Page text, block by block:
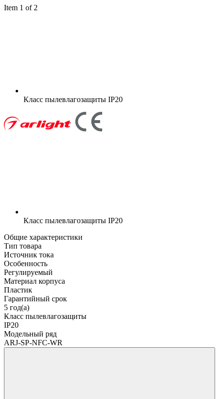
Item 1 of 2
Класс пылевлагозащиты IP20
Класс пылевлагозащиты IP20
Общие характеристики
Тип товара
Источник тока
Особенность
Регулируемый
Материал корпуса
Пластик
Гарантийный срок
5 год(а)
Класс пылевлагозащиты
IP20
Модельный ряд
ARJ-SP-NFC-WR